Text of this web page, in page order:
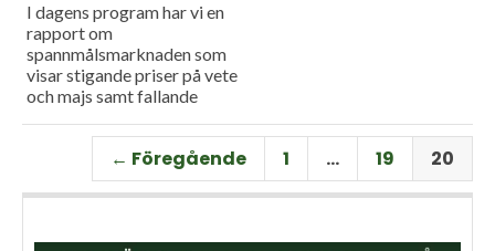
I dagens program har vi en
rapport om
spannmålsmarknaden som
visar stigande priser på vete
och majs samt fallande
premiär för vårt
måndagsprogram med en
längre intervju med Erik
Stjerndahl vd för HIR Skåne,
fältdagar.
← Föregående 1 … 19 20